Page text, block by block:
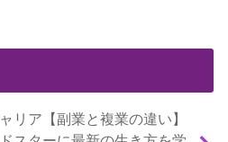
リア【副業と複業の違い】